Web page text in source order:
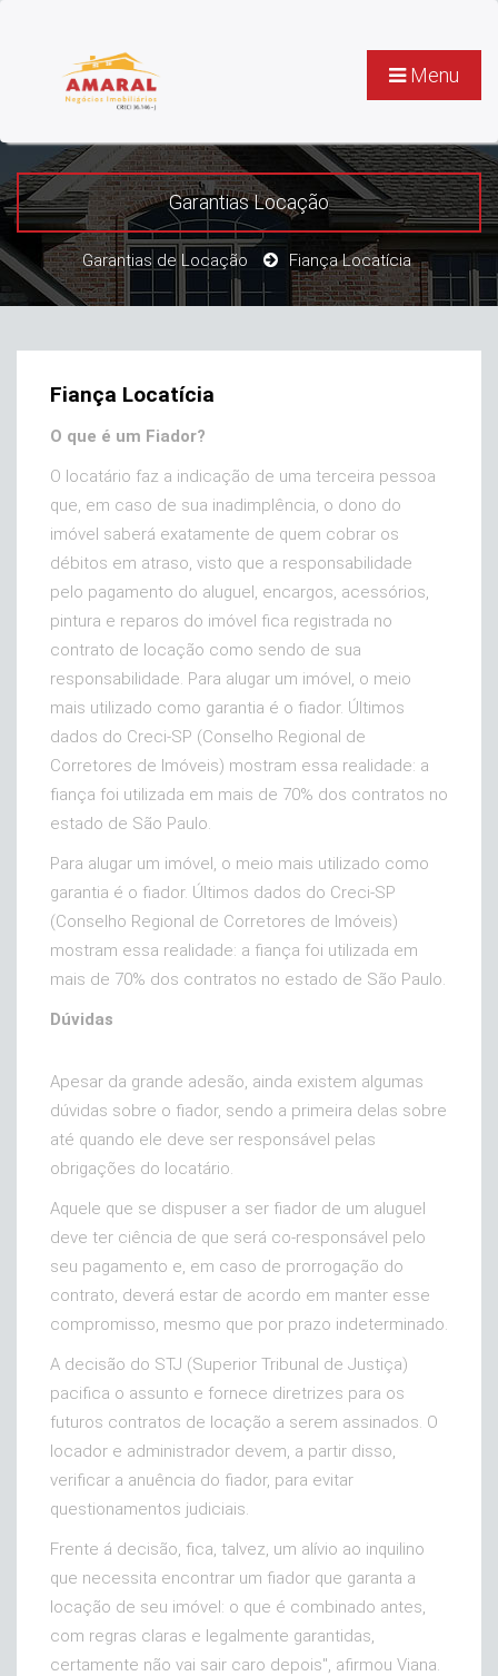
Menu
Garantias Locação
Garantias de Locação Fiança Locatícia
Fiança Locatícia
O que é um Fiador?
O locatário faz a indicação de uma terceira pessoa
que, em caso de sua inadimplência, o dono do
imóvel saberá exatamente de quem cobrar os
débitos em atraso, visto que a responsabilidade
pelo pagamento do aluguel, encargos, acessórios,
pintura e reparos do imóvel fica registrada no
contrato de locação como sendo de sua
responsabilidade. Para alugar um imóvel, o meio
mais utilizado como garantia é o fiador. Últimos
dados do Creci-SP (Conselho Regional de
Corretores de Imóveis) mostram essa realidade: a
fiança foi utilizada em mais de 70% dos contratos no
estado de São Paulo.
Para alugar um imóvel, o meio mais utilizado como
garantia é o fiador. Últimos dados do Creci-SP
(Conselho Regional de Corretores de Imóveis)
mostram essa realidade: a fiança foi utilizada em
mais de 70% dos contratos no estado de São Paulo.
Dúvidas
Apesar da grande adesão, ainda existem algumas
dúvidas sobre o fiador, sendo a primeira delas sobre
até quando ele deve ser responsável pelas
obrigações do locatário.
Aquele que se dispuser a ser fiador de um aluguel
deve ter ciência de que será co-responsável pelo
seu pagamento e, em caso de prorrogação do
contrato, deverá estar de acordo em manter esse
compromisso, mesmo que por prazo indeterminado.
A decisão do STJ (Superior Tribunal de Justiça)
pacifica o assunto e fornece diretrizes para os
futuros contratos de locação a serem assinados. O
locador e administrador devem, a partir disso,
verificar a anuência do fiador, para evitar
questionamentos judiciais.
Frente á decisão, fica, talvez, um alívio ao inquilino
que necessita encontrar um fiador que garanta a
locação de seu imóvel: o que é combinado antes,
com regras claras e legalmente garantidas,
certamente não vai sair caro depois", afirmou Viana.